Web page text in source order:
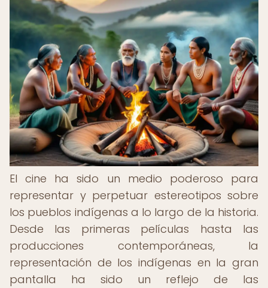
El cine ha sido un medio poderoso para
representar y perpetuar estereotipos sobre
los pueblos indígenas a lo largo de la historia.
Desde las primeras películas hasta las
producciones contemporáneas, la
representación de los indígenas en la gran
pantalla ha sido un reflejo de las